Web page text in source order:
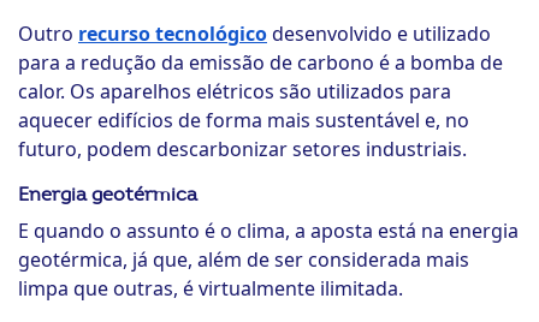
Outro recurso tecnológicodesenvolvido e utilizado
para a redução da emissão de carbono é a bomba de
calor. Os aparelhos elétricos são utilizados para
aquecer edifícios de forma mais sustentável e, no
futuro, podem descarbonizar setores industriais.
Energia geotérmica
E quando o assunto é o clima, a aposta está na energia
geotérmica, já que, além de ser considerada mais
limpa que outras, é virtualmente ilimitada.